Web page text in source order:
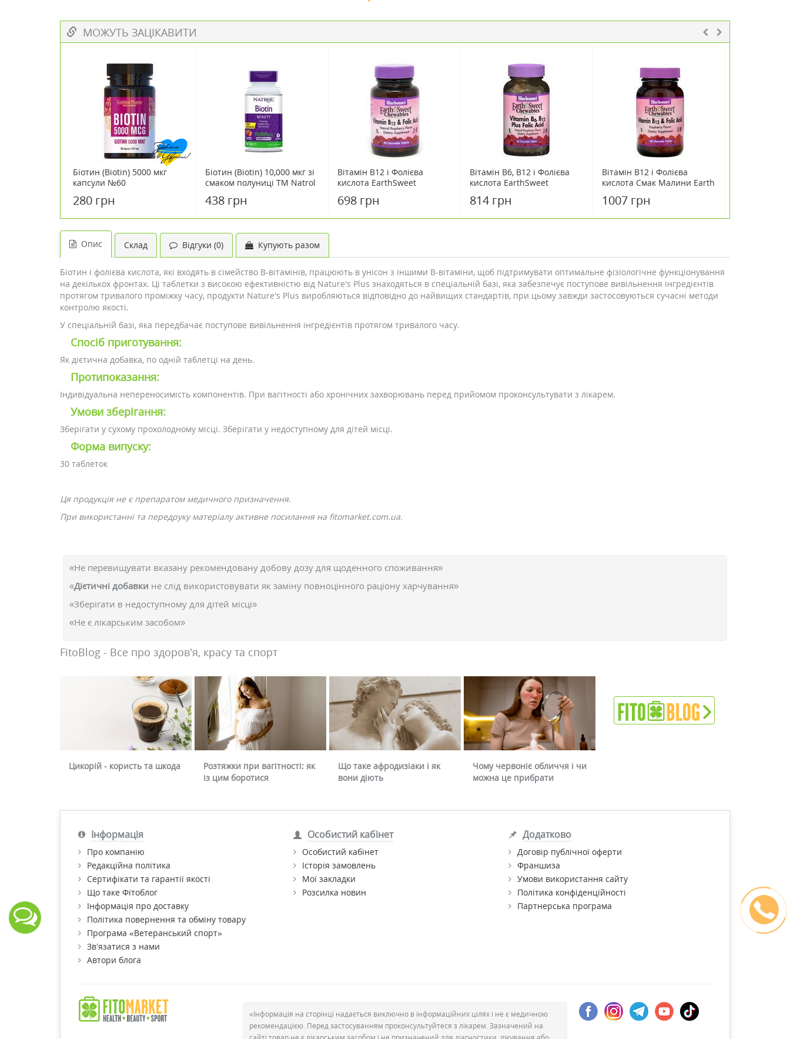
МОЖУТЬ ЗАЦІКАВИТИ
Біотин (Biotin) 5000 мкг
капсули №60
280 грн
Біотин (Biotin) 10,000 мкг зі
смаком полуниці ТМ Natrol
438 грн
Вітамін В12 і Фолієва
кислота EarthSweet
малини №90
698 грн
Вітамін В6, В12 і Фолієва
кислота EarthSweet
малини №60
814 грн
Вітамін В12 і Фолієва
кислота Смак Малини Earth
Bluebonnet Nutrition 180
1007 грн
Опис Склад Відгуки (0) Купують разом
Біотин і фолієва кислота, які входять в сімейство B-вітамінів, працюють в унісон з іншими B-вітаміни, щоб підтримувати оптимальне фізіологічне функціонування
на декількох фронтах. Ці таблетки з високою ефективністю від Nature's Plus знаходяться в спеціальній базі, яка забезпечує поступове вивільнення інгредієнтів
протягом тривалого проміжку часу, продукти Nature's Plus виробляються відповідно до найвищих стандартів, при цьому завжди застосовуються сучасні методи
контролю якості.
У спеціальній базі, яка передбачає поступове вивільнення інгредієнтів протягом тривалого часу.
Спосіб приготування:
Як дієтична добавка, по одній таблетці на день.
Протипоказання:
Індивідуальна непереносимість компонентів. При вагітності або хронічних захворювань перед прийомом проконсультувати з лікарем.
Умови зберігання:
Зберігати у сухому прохолодному місці. Зберігати у недоступному для дітей місці.
Форма випуску:
30 таблеток
Ця продукція не є препаратом медичного призначення.
При використанні та передруку матеріалу активне посилання на fitomarket.com.ua.
«Не перевищувати вказану рекомендовану добову дозу для щоденного споживання»
«Дієтичні добавки не слід використовувати як заміну повноцінного раціону харчування»
«Зберігати в недоступному для дітей місці»
«Не є лікарським засобом»
FitoBlog - Все про здоров'я, красу та спорт
Цикорій - користь та шкода
Розтяжки при вагітності: як
із цим боротися
Що таке афродизіаки і як
вони діють
Чому червоніє обличчя і чи
можна це прибрати
Інформація
Про компанію
Редакційна політика
Сертифікати та гарантії якості
Що таке Фітоблог
Інформація про доставку
Політика повернення та обміну товару
Програма «Ветеранський спорт»
Зв’язатися з нами
Автори блога
Особистий кабінет
Особистий кабінет
Історія замовлень
Мої закладки
Розсилка новин
Додатково
Договір публічної оферти
Франшиза
Умови використання сайту
Політика конфіденційності
Партнерська програма
«Інформація на сторінці надається виключно в інформаційних цілях і не є медичною
рекомендацією. Перед застосуванням проконсультуйтеся з лікарем. Зазначений на